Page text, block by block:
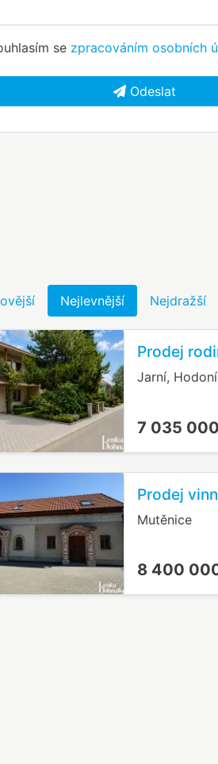
se zpracováním osobních
Odeslat
Nejlevnější Nejdražší
Prodej
Jarní,
7 035
Prodej
Mutěnice
8 400